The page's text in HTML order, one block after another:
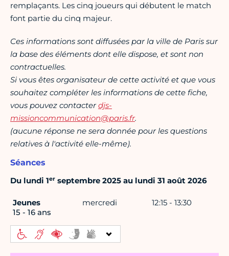
remplaçants. Les cinq joueurs qui débutent le match
font partie du cinq majeur.
Ces informations sont diffusées par la ville de Paris sur
la base des éléments dont elle dispose, et sont non
contractuelles.
Si vous êtes organisateur de cette activité et que vous
souhaitez compléter les informations de cette fiche,
vous pouvez contacterdjs-
missioncommunication@paris.fr.
(aucune réponse ne sera donnée pour les questions
relatives à l'activité elle-même).
Séances
Du lundi 1er septembre 2025 au lundi 31 août 2026
Jeunes
15 - 16 ans
mercredi 12:15 - 13:30